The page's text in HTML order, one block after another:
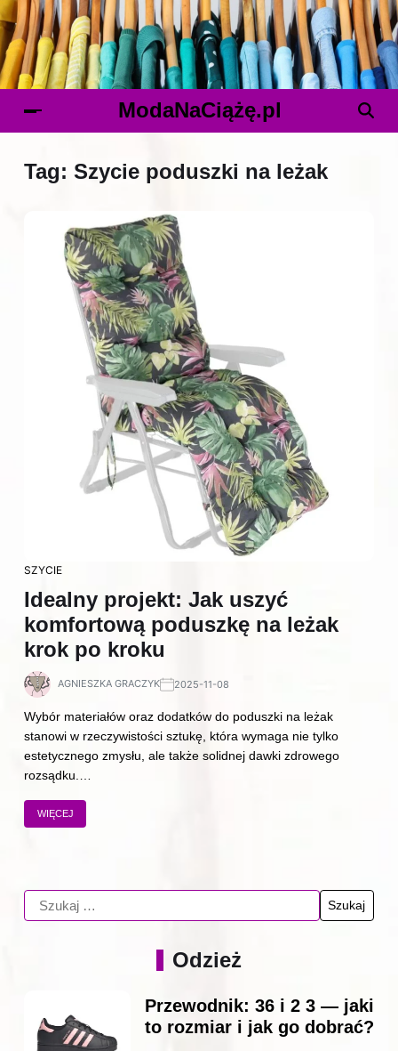
ModaNaCiążę.pl
Tag: Szycie poduszki na leżak
SZYCIE
Idealny projekt: Jak uszyć
komfortową poduszkę na leżak
krok po kroku
AGNIESZKA GRACZYK 2025-11-08
Wybór materiałów oraz dodatków do poduszki na leżak
stanowi w rzeczywistości sztukę, która wymaga nie tylko
estetycznego zmysłu, ale także solidnej dawki zdrowego
rozsądku.…
WIĘCEJ
Odzież
Przewodnik: 36 i 2 3 — jaki
to rozmiar i jak go dobrać?